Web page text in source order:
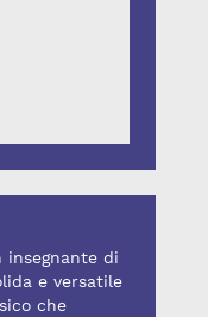
insegnante di
e versatile
che